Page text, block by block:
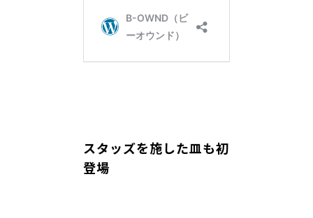
スタッズを施した皿も初
登場